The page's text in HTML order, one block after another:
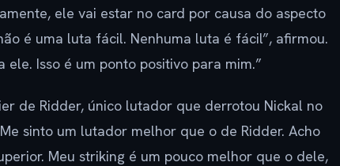
ele vai estar no card por causa do aspecto
é uma luta fácil. Nenhuma luta é fácil”, afirmou.
Isso é um ponto positivo para mim.”
de Ridder, único lutador que derrotou Nickal no
sinto um lutador melhor que o de Ridder. Acho
Meu striking é um pouco melhor que o dele,